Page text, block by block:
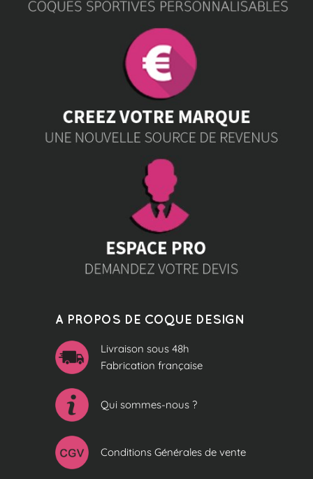
A PROPOS DE COQUE DESIGN
Livraison sous 48h
Fabrication française
Qui sommes-nous ?
Conditions Générales de vente